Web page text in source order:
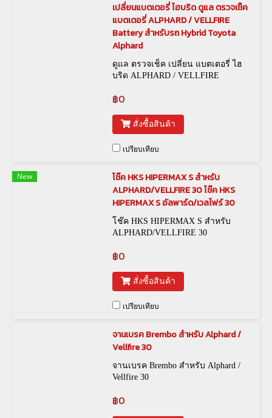
เปลี่ยนแบตเตอรี่ ไฮบริด ดูแล ตรวจเช็ค
แบตเตอรี่ ALPHARD / VELLFIRE
Battery สำหรับรถ Hybrid Toyota
Alphard
ดูแล ตรวจเช็ค เปลี่ยน แบตเตอรี่ ไฮ
บริด ALPHARD / VELLFIRE
฿0
สั่งซื้อสินค้า
เปรียบเทียบ
New
โช๊ค HKS HIPERMAX S สำหรับ
ALPHARD/VELLFIRE 30 โช๊ค HKS
HIPERMAX S อัลพาร์ด/เวลไฟร์ 30
โช๊ค HKS HIPERMAX S สำหรับ
ALPHARD/VELLFIRE 30
฿0
สั่งซื้อสินค้า
เปรียบเทียบ
จานเบรค Brembo สำหรับ Alphard /
Vellfire 30
จานเบรค Brembo สำหรับ Alphard /
Vellfire 30
฿0